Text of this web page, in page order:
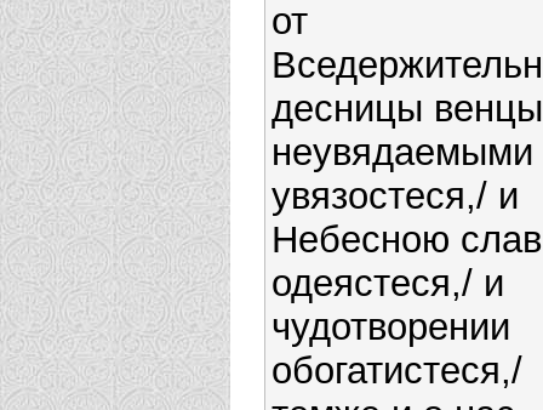
от
десницы венцы
неувядаемыми
увязостеся,/ и
Небесною
одеястеся,/ и
чудотворении
обогатистеся,/